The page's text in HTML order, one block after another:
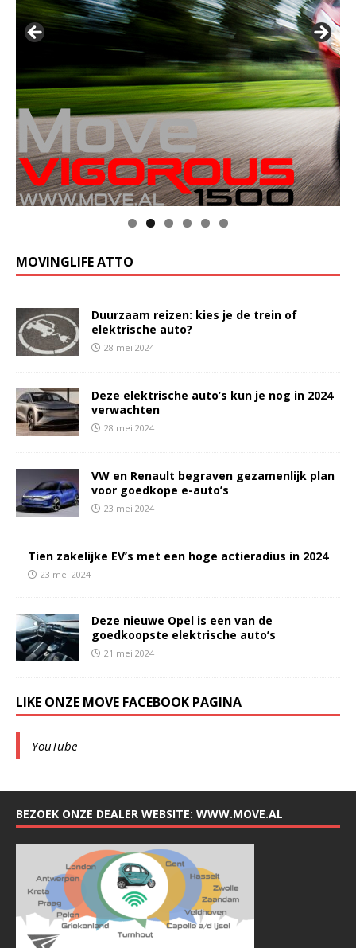
MOVINGLIFE ATTO
Duurzaam reizen: kies je de trein of
elektrische auto?
28 mei 2024
Deze elektrische auto’s kun je nog in 2024
verwachten
28 mei 2024
VW en Renault begraven gezamenlijk plan
voor goedkope e-auto’s
23 mei 2024
Tien zakelijke EV’s met een hoge actieradius in 2024
23 mei 2024
Deze nieuwe Opel is een van de
goedkoopste elektrische auto’s
21 mei 2024
LIKE ONZE MOVE FACEBOOK PAGINA
YouTube
BEZOEK ONZE DEALER WEBSITE: WWW.MOVE.AL